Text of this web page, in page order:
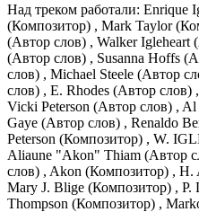
Над треком работали: Enrique
(Композитор) , Mark Taylor
(Автор слов) , Walker Igleheart
(Автор слов) , Susanna Hoffs
слов) , Michael Steele (Автор
слов) , E. Rhodes (Автор слов)
Vicki Peterson (Автор слов) ,
Gaye (Автор слов) , Renaldo
Peterson (Композитор) , W.
Aliaune "Akon" Thiam (Автор
слов) , Akon (Композитор) , H.
Mary J. Blige (Композитор) ,
Thompson (Композитор) ,